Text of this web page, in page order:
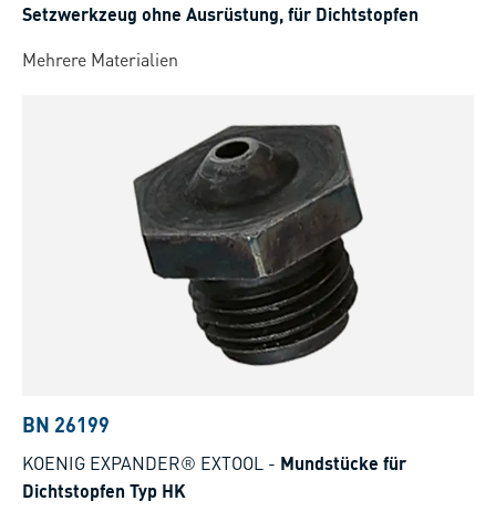
Setzwerkzeug ohne Ausrüstung, für Dichtstopfen
Mehrere Materialien
BN 26199
KOENIG EXPANDER® EXTOOL - Mundstücke für
Dichtstopfen Typ HK